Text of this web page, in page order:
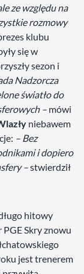
ze względu na
rozmowy
klubu
się w
sezon i
Nadzorcza
światło do
– mówi
niebawem
– Bez
i dopiero
–stwierdził
hitowy
Skry znowu
jest trenerem